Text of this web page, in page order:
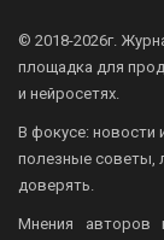
© 2018-2026г.
площадка для
и нейросетях.
В фокусе: новости
полезные советы,
доверять.
Мнения авторов